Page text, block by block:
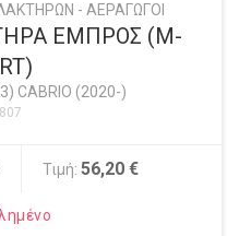
- ΑΕΡΑΓΩΓΟΙ
ΕΜΠΡΟΣ (M-
CABRIO (2020-)
Τιμή: 56,20 €